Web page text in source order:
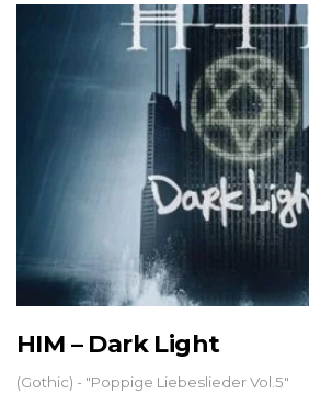
HIM – Dark Light
(Gothic) - "Poppige Liebeslieder Vol.5"